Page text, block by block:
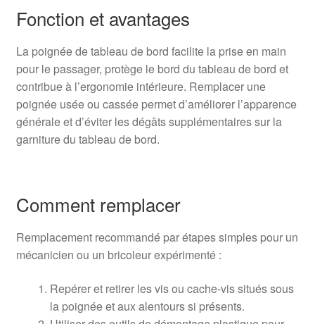
Fonction et avantages
La poignée de tableau de bord facilite la prise en main
pour le passager, protège le bord du tableau de bord et
contribue à l’ergonomie intérieure. Remplacer une
poignée usée ou cassée permet d’améliorer l’apparence
générale et d’éviter les dégâts supplémentaires sur la
garniture du tableau de bord.
Comment remplacer
Remplacement recommandé par étapes simples pour un
mécanicien ou un bricoleur expérimenté :
Repérer et retirer les vis ou cache-vis situés sous
la poignée et aux alentours si présents.